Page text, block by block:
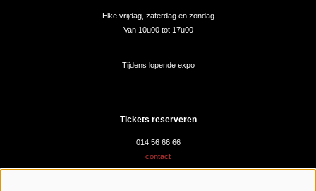
Elke vrijdag, zaterdag en zondag
Van 10u00 tot 17u00
Tijdens lopende expo
Tickets reserveren
014 56 66 66
contact